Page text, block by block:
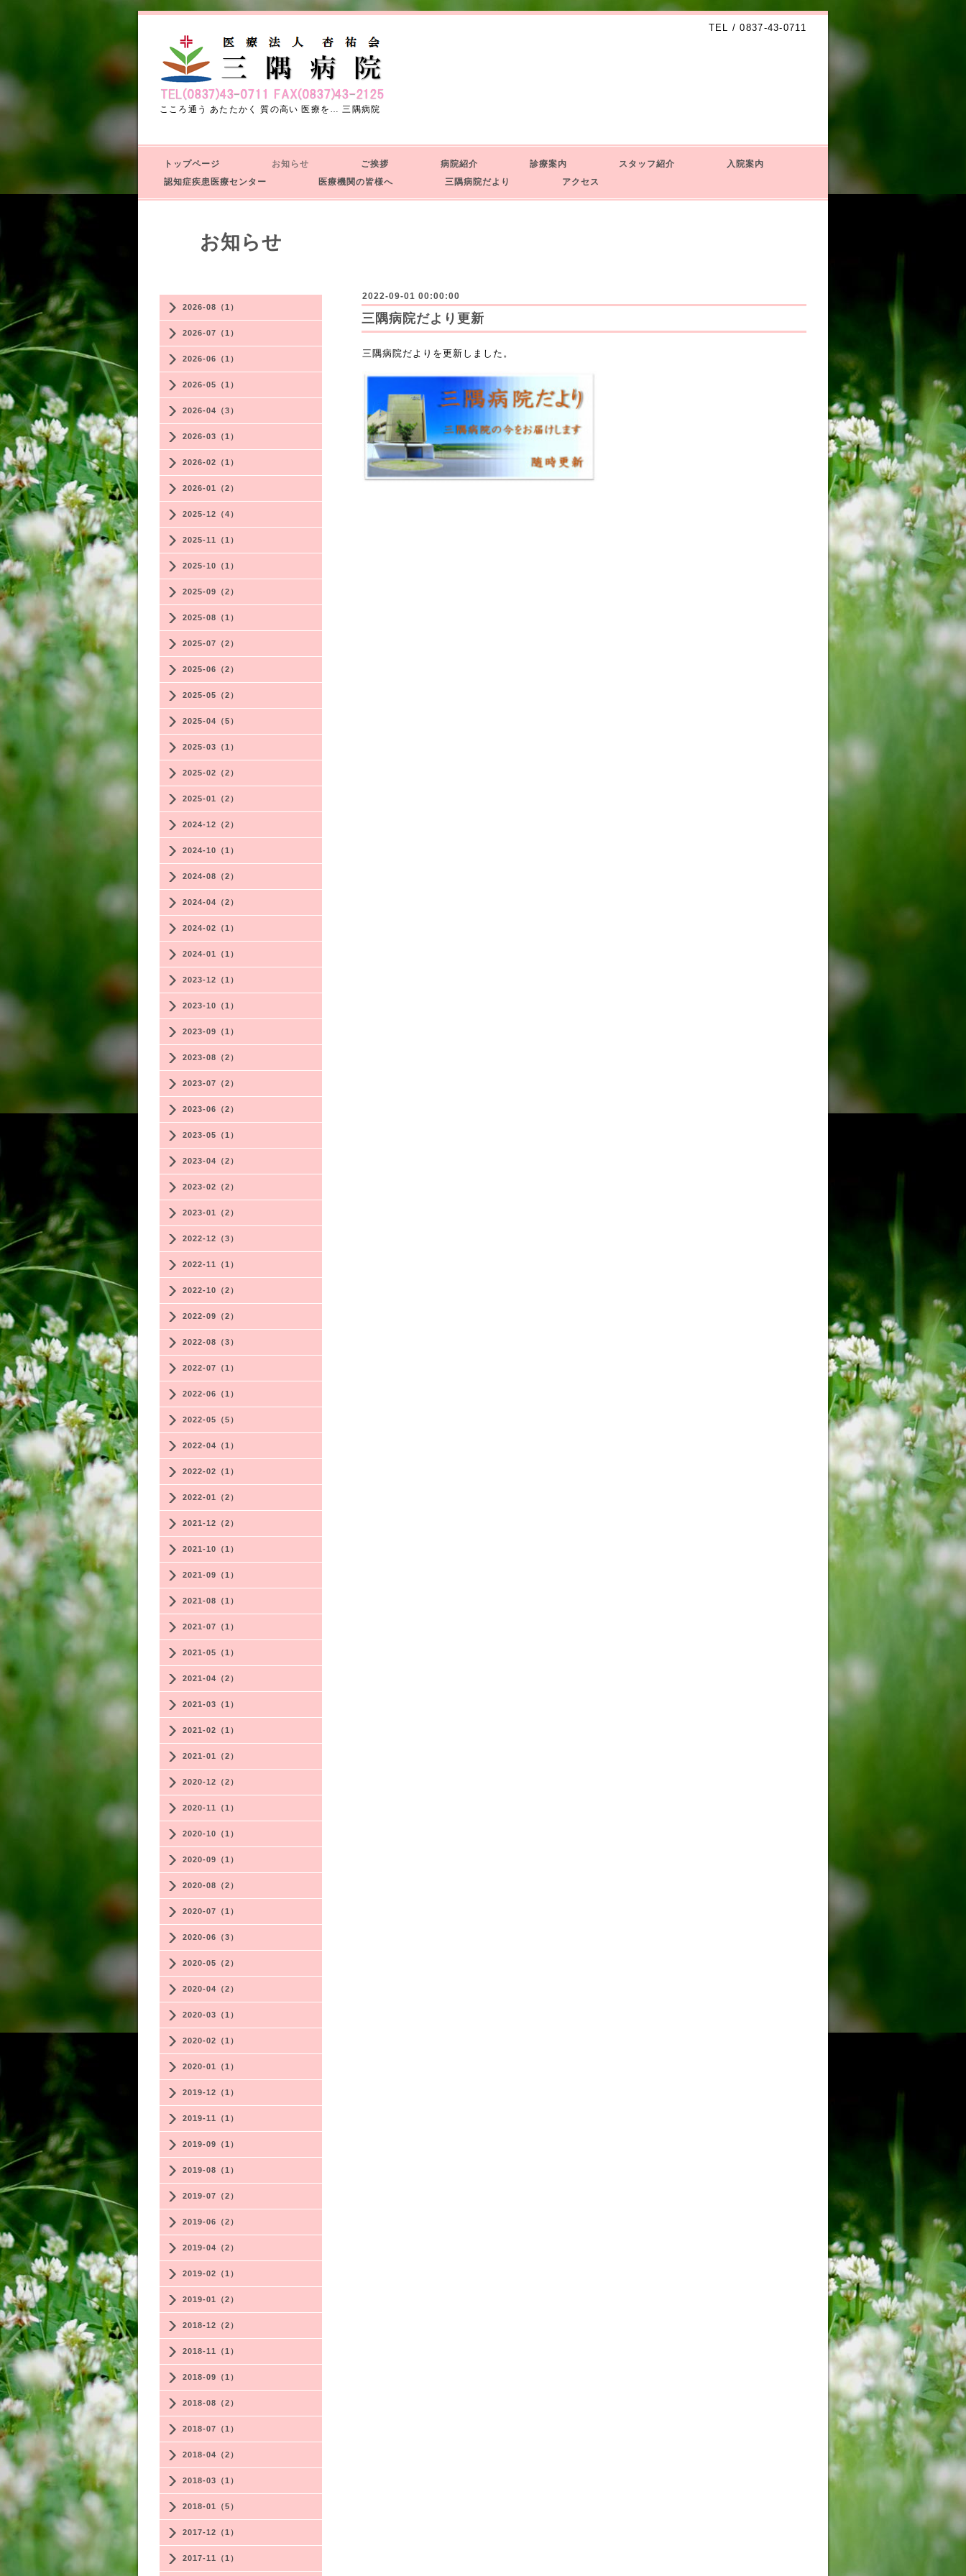
TEL / 0837-43-0711
こころ通う あたたかく 質の高い 医療を… 三隅病院
トップページ お知らせ ご挨拶 病院紹介 診療案内 スタッフ紹介
入院案内
認知症疾患医療センター
医療機関の皆様へ 三隅病院だより アクセス
2026-08（1）
2026-07（1）
2026-06（1）
2026-05（1）
2026-04（3）
2026-03（1）
2026-02（1）
2026-01（2）
2025-12（4）
2025-11（1）
2025-10（1）
2025-09（2）
2025-08（1）
2025-07（2）
2025-06（2）
2025-05（2）
2025-04（5）
2025-03（1）
2025-02（2）
2025-01（2）
2024-12（2）
2024-10（1）
2024-08（2）
2024-04（2）
2024-02（1）
2024-01（1）
2023-12（1）
2023-10（1）
2023-09（1）
2023-08（2）
2023-07（2）
2023-06（2）
2023-05（1）
2023-04（2）
2023-02（2）
2023-01（2）
2022-12（3）
2022-11（1）
2022-10（2）
2022-09（2）
2022-08（3）
2022-07（1）
2022-06（1）
2022-05（5）
2022-04（1）
2022-02（1）
2022-01（2）
2021-12（2）
2021-10（1）
2021-09（1）
2021-08（1）
2021-07（1）
2021-05（1）
2021-04（2）
2021-03（1）
2021-02（1）
2021-01（2）
2020-12（2）
2020-11（1）
2020-10（1）
2020-09（1）
2020-08（2）
2020-07（1）
2020-06（3）
2020-05（2）
2020-04（2）
2020-03（1）
2020-02（1）
2020-01（1）
2019-12（1）
2019-11（1）
2019-09（1）
2019-08（1）
2019-07（2）
2019-06（2）
2019-04（2）
2019-02（1）
2019-01（2）
2018-12（2）
2018-11（1）
2018-09（1）
2018-08（2）
2018-07（1）
2018-04（2）
2018-03（1）
2018-01（5）
2017-12（1）
2017-11（1）
お知らせ
2022-09-01 00:00:00
三隅病院だより更新
三隅病院だよりを更新しました。